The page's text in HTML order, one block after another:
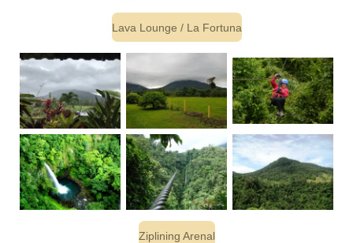
Lava Lounge / La Fortuna
Ziplining Arenal